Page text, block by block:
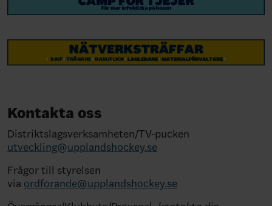
Kontakta oss
Distriktslagsverksamheten/TV-pucken
utveckling@upplandshockey.se
Frågor till styrelsen
via ordforande@upplandshockey.se